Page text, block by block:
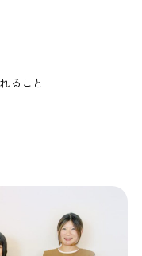
ること